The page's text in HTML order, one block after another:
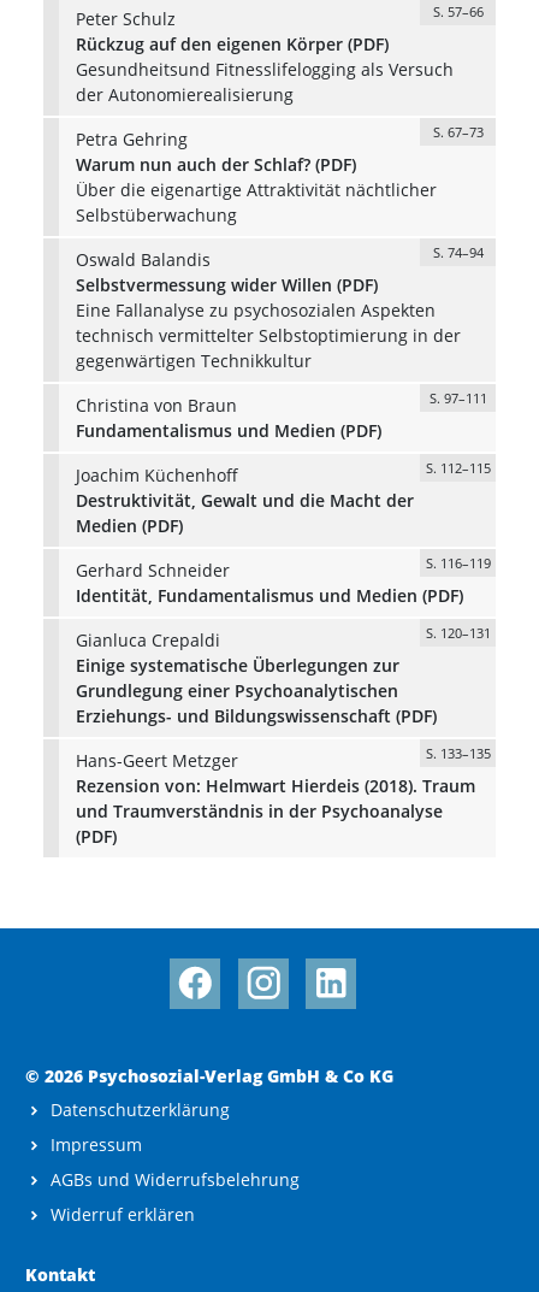
Peter Schulz
S. 57–66
Rückzug auf den eigenen Körper (PDF)
Gesundheitsund Fitnesslifelogging als Versuch
der Autonomierealisierung
Petra Gehring
S. 67–73
Warum nun auch der Schlaf? (PDF)
Über die eigenartige Attraktivität nächtlicher
Selbstüberwachung
Oswald Balandis
S. 74–94
Selbstvermessung wider Willen (PDF)
Eine Fallanalyse zu psychosozialen Aspekten
technisch vermittelter Selbstoptimierung in der
gegenwärtigen Technikkultur
Christina von Braun
S. 97–111
Fundamentalismus und Medien (PDF)
Joachim Küchenhoff
S. 112–115
Destruktivität, Gewalt und die Macht der
Medien (PDF)
Gerhard Schneider
S. 116–119
Identität, Fundamentalismus und Medien (PDF)
Gianluca Crepaldi
S. 120–131
Einige systematische Überlegungen zur
Grundlegung einer Psychoanalytischen
Erziehungs- und Bildungswissenschaft (PDF)
Hans-Geert Metzger
S. 133–135
Rezension von: Helmwart Hierdeis (2018). Traum
und Traumverständnis in der Psychoanalyse
(PDF)
© 2026 Psychosozial-Verlag GmbH & Co KG
Datenschutzerklärung
Impressum
AGBs und Widerrufsbelehrung
Widerruf erklären
Kontakt